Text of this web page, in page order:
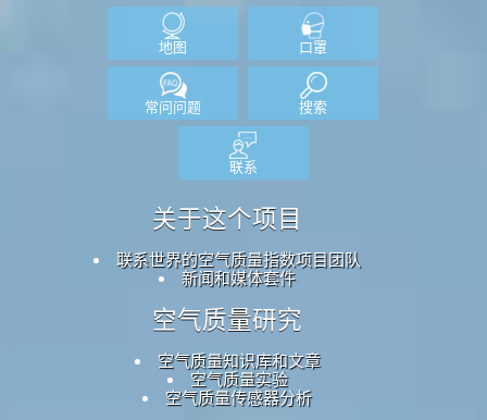
地图 口罩
常问问题 搜索
联系
关于这个项目
联系世界的空气质量指数项目团队
新闻和媒体套件
空气质量研究
空气质量知识库和文章
空气质量实验
空气质量传感器分析